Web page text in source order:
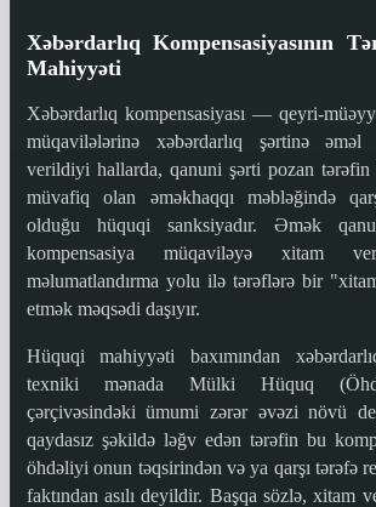
Xəbərdarlıq Kompensasiyasının
Mahiyyəti
Xəbərdarlıq kompensasiyası — qeyri-
müqavilələrinə xəbərdarlıq şərtinə
verildiyi hallarda, qanuni şərti pozan
müvafiq olan əməkhaqqı məbləğində
olduğu hüquqi sanksiyadır. Əmək
kompensasiya müqaviləyə xitam
məlumatlandırma yolu ilə tərəflərə bir
etmək məqsədi daşıyır.
Hüquqi mahiyyəti baxımından
texniki mənada Mülki Hüquq
çərçivəsindəki ümumi zərər əvəzi növü
qaydasız şəkildə ləğv edən tərəfin bu
öhdəliyi onun təqsirindən və ya qarşı tərəfə
faktından asılı deyildir. Başqa sözlə, xitam